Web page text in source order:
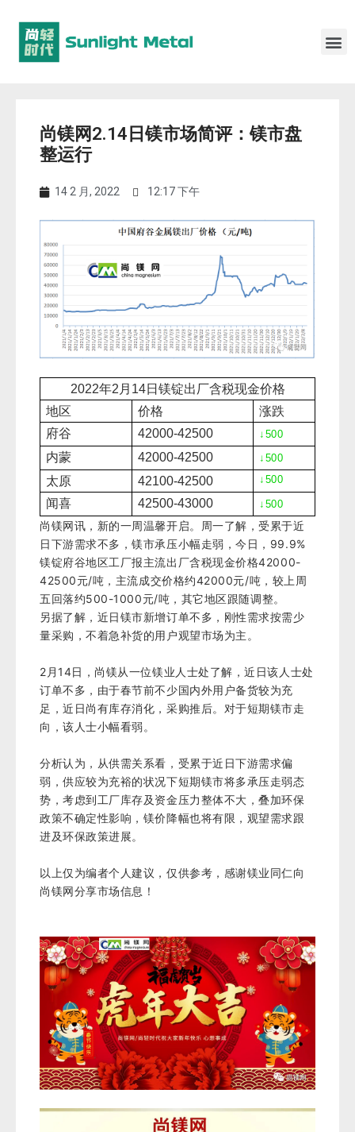
尚镁网2.14日镁市场简评：镁市盘
整运行
14 2 月, 2022 12:17 下午
2022年2 月 14日镁锭出厂含税现金价格
地区
价格
涨跌
府谷
42000-42500 ↓ 500
内蒙 42000-42500 ↓ 500
太原 42100-42500 ↓ 500
闻喜 42500-43000 ↓ 500
尚镁网讯，新的一周温馨开启。周一了解，受累于近
日下游需求不多，镁市承压小幅走弱，今日，99.9%
镁锭府谷地区工厂报主流出厂含税现金价格42000-
42500元/吨，主流成交价格约42000元/吨，较上周
五回落约500-1000元/吨， 其它地区跟随调整。
另据了解，近日镁市新增订单不多，刚性需求按需少
量采购，不着急补货的用户观望市场为主。
2月14日，尚镁从一位镁业人士处了解，近日该人士处
订单不多，由于春节前不少国内外用户备货较为充
足，近日尚有库存消化，采购推后。对于短期镁市走
向，该人士小幅看弱。
分析认为，从供需关系看，受累于近日下游需求偏
弱，供应较为充裕的状况下短期镁市将多承压走弱态
势，考虑到工厂库存及资金压力整体不大，叠加环保
政策不确定性影响，镁价降幅也将有限，观望需求跟
进及环保政策进展。
以上仅为编者个人建议，仅供参考，感谢镁业同仁向
尚镁网分享市场信息！